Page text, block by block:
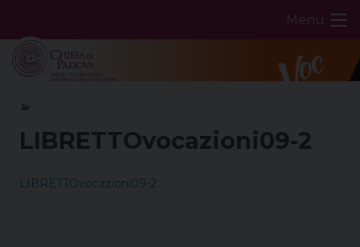
content
Menu
LIBRETTOvocazioni09-2
LIBRETTOvocazioni09-2